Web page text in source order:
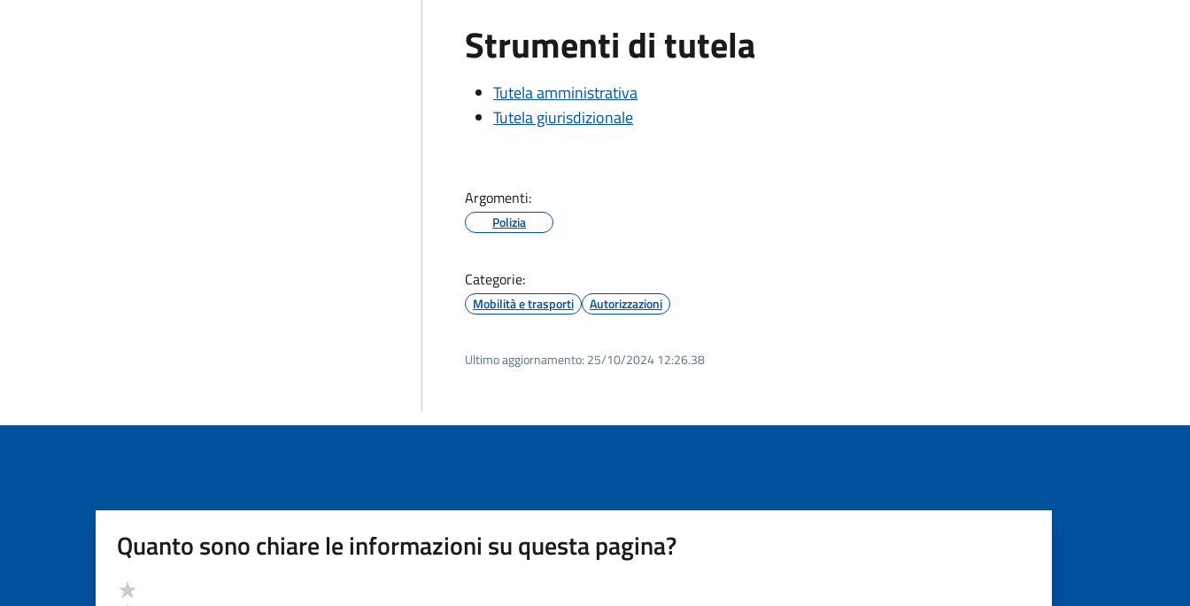
Strumenti di tutela
Tutela amministrativa
Tutela giurisdizionale
Argomenti:
Polizia
Categorie:
Mobilità e trasporti Autorizzazioni
Ultimo aggiornamento: 25/10/2024 12:26.38
Quanto sono chiare le informazioni su questa pagina?
Valutazione